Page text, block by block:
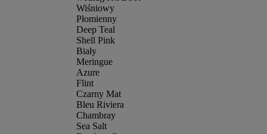
Wiśniowy
Płomienny
Deep Teal
Shell Pink
Biały
Meringue
Azure
Flint
Czarny Mat
Bleu Riviera
Chambray
Sea Salt